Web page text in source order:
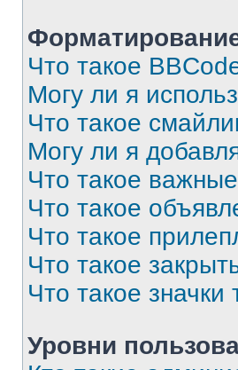
Что такое
Могу ли я
Что такое
Могу ли я
Что такое
Что такое
Что такое
Что такое
Что такое значки
Уровни